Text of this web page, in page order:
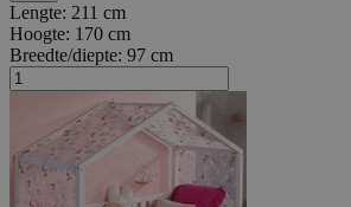
Lengte: 211 cm
Hoogte: 170 cm
Breedte/diepte: 97 cm